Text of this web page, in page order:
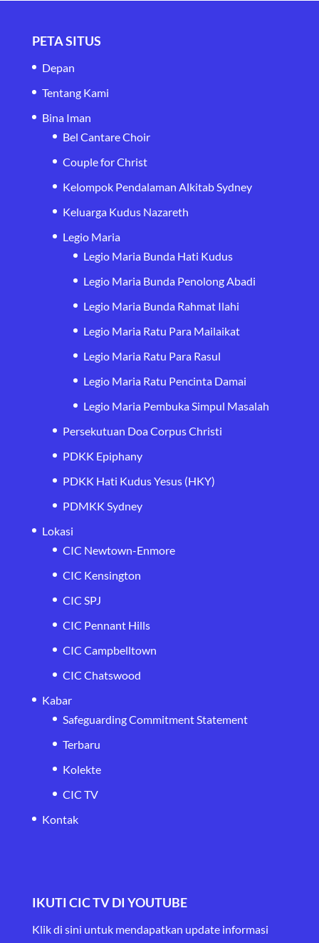
PETA SITUS
Depan
Tentang Kami
Bina Iman
Bel Cantare Choir
Couple for Christ
Kelompok Pendalaman Alkitab Sydney
Keluarga Kudus Nazareth
Legio Maria
Legio Maria Bunda Hati Kudus
Legio Maria Bunda Penolong Abadi
Legio Maria Bunda Rahmat Ilahi
Legio Maria Ratu Para Mailaikat
Legio Maria Ratu Para Rasul
Legio Maria Ratu Pencinta Damai
Legio Maria Pembuka Simpul Masalah
Persekutuan Doa Corpus Christi
PDKK Epiphany
PDKK Hati Kudus Yesus (HKY)
PDMKK Sydney
Lokasi
CIC Newtown-Enmore
CIC Kensington
CIC SPJ
CIC Pennant Hills
CIC Campbelltown
CIC Chatswood
Kabar
Safeguarding Commitment Statement
Terbaru
Kolekte
CIC TV
Kontak
IKUTI CIC TV DI YOUTUBE
Klik di sini untuk mendapatkan update informasi